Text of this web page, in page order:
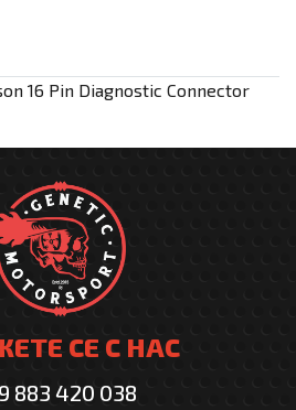
16 Pin Diagnostic Connector
СЕ С НАС
883 420 038